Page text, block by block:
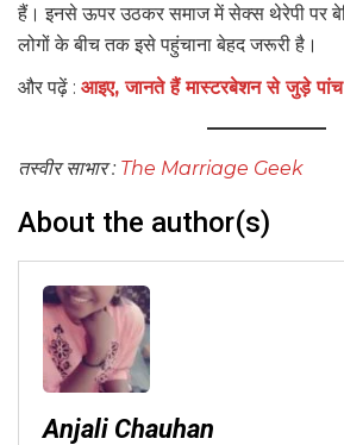
हैं। इनसे ऊपर उठकर समाज में सेक्स थेरेपी पर
लोगों के बीच तक इसे पहुंचाना बेहद जरूरी है।
और पढ़ें : आइए, जानते हैं मास्टरबेशन से जुड़े पांच
तस्वीर साभार : The Marriage Geek
About the author(s)
Anjali Chauhan